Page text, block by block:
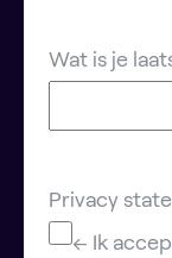
Wat is je
Privacy
← Ik